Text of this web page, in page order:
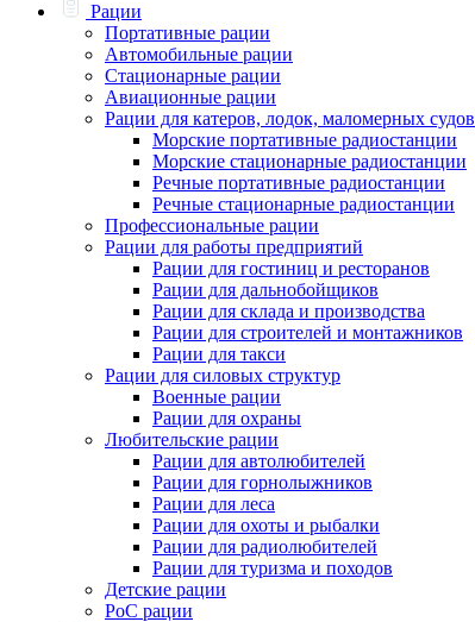
Рации
Портативные рации
Автомобильные рации
Стационарные рации
Авиационные рации
Рации для катеров, лодок, маломерных судов
Морские портативные радиостанции
Морские стационарные радиостанции
Речные портативные радиостанции
Речные стационарные радиостанции
Профессиональные рации
Рации для работы предприятий
Рации для гостиниц и ресторанов
Рации для дальнобойщиков
Рации для склада и производства
Рации для строителей и монтажников
Рации для такси
Рации для силовых структур
Военные рации
Рации для охраны
Любительские рации
Рации для автолюбителей
Рации для горнолыжников
Рации для леса
Рации для охоты и рыбалки
Рации для радиолюбителей
Рации для туризма и походов
Детские рации
PoC рации